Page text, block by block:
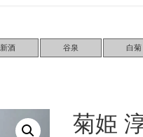
新酒 谷泉 白菊
菊姫